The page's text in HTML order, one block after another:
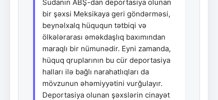
Sudanın ABŞ-dan deportasiya olunan
bir şəxsi Meksikaya geri göndərməsi,
beynəlxalq hüququn tətbiqi və
ölkələrarası əməkdaşlıq baxımından
maraqlı bir nümunədir. Eyni zamanda,
hüquq qruplarının bu cür deportasiya
halları ilə bağlı narahatlıqları da
mövzunun əhəmiyyətini vurğulayır.
Deportasiya olunan şəxslərin cinayət